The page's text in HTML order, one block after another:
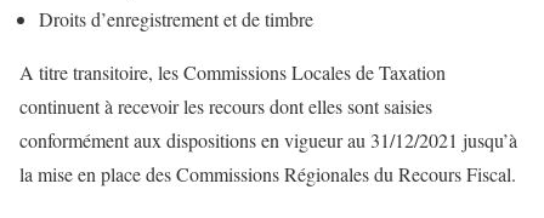
Droits d’enregistrement et de timbre
A titre transitoire, les Commissions Locales de Taxation
continuent à recevoir les recours dont elles sont saisies
conformément aux dispositions en vigueur au 31/12/2021 jusqu’à
la mise en place des Commissions Régionales du Recours Fiscal.